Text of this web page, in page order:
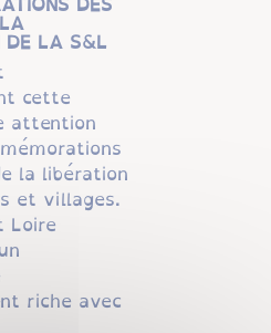
DE LA S&L
cette
attention
la libération
et villages.
Loire
riche avec